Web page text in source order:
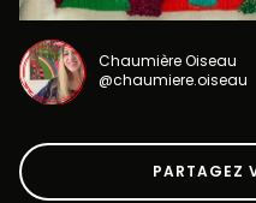
Chaumière Oiseau
@chaumiere.oiseau
PARTAGEZ